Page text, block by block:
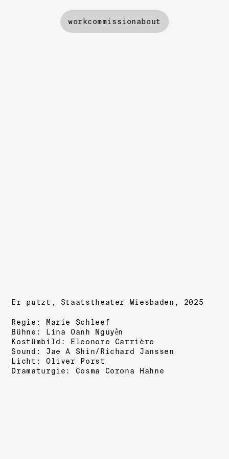
workcommissionabout
Er putzt, Staatstheater Wiesbaden, 2025
Regie: Marie Schleef
Bühne: Lina Oanh Nguyễn
Kostümbild: Eleonore Carrière
Sound: Jae A Shin/ Richard Janssen
Licht: Oliver Porst
Dramaturgie: Cosma Corona Hahne